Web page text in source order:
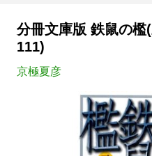
分冊文庫版 鉄鼠の
111)
京極夏彦